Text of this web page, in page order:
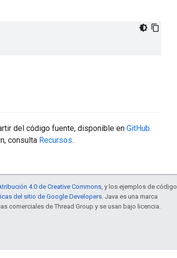
del código fuente, disponible en GitHub.
consulta Recursos.
4.0 de Creative Commons, y los ejemplos de código
del sitio de Google Developers. Java es una marca
comerciales de Thread Group y se usan bajo licencia.